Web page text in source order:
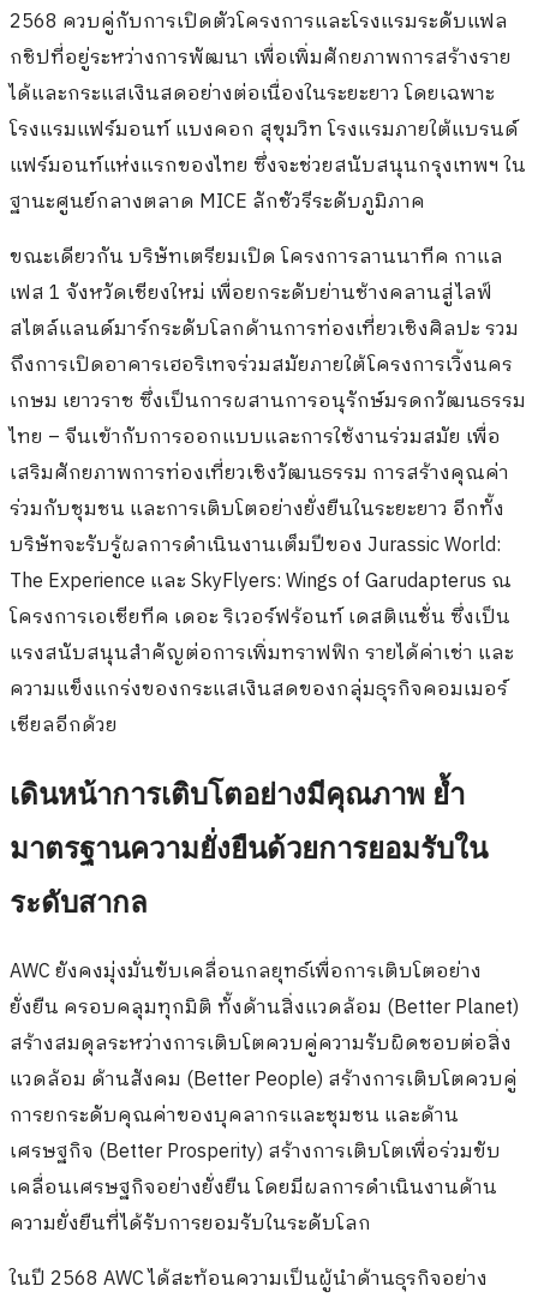
2568 ควบคู่กับการเปิดตัวโครงการและโรงแรมระดับแฟล
กชิปที่อยู่ระหว่างการพัฒนา เพื่อเพิ่มศักยภาพการสร้างราย
ได้และกระแสเงินสดอย่างต่อเนื่องในระยะยาว โดยเฉพาะ
โรงแรมแฟร์มอนท์ แบงคอก สุขุมวิท โรงแรมภายใต้แบรนด์
แฟร์มอนท์แห่งแรกของไทย ซึ่งจะช่วยสนับสนุนกรุงเทพฯ ใน
ฐานะศูนย์กลางตลาด MICE ลักชัวรีระดับภูมิภาค
ขณะเดียวกัน บริษัทเตรียมเปิด โครงการลานนาทีค กาแล
เฟส 1 จังหวัดเชียงใหม่ เพื่อยกระดับย่านช้างคลานสู่ไลฟ์
สไตล์แลนด์มาร์กระดับโลกด้านการท่องเที่ยวเชิงศิลปะ รวม
ถึงการเปิดอาคารเฮอริเทจร่วมสมัยภายใต้โครงการเวิ้งนคร
เกษม เยาวราช ซึ่งเป็นการผสานการอนุรักษ์มรดกวัฒนธรรม
ไทย – จีนเข้ากับการออกแบบและการใช้งานร่วมสมัย เพื่อ
เสริมศักยภาพการท่องเที่ยวเชิงวัฒนธรรม การสร้างคุณค่า
ร่วมกับชุมชน และการเติบโตอย่างยั่งยืนในระยะยาว อีกทั้ง
บริษัทจะรับรู้ผลการดำเนินงานเต็มปีของ Jurassic World:
The Experience และ SkyFlyers: Wings of Garudapterus ณ
โครงการเอเชียทีค เดอะ ริเวอร์ฟร้อนท์ เดสติเนชั่น ซึ่งเป็น
แรงสนับสนุนสำคัญต่อการเพิ่มทราฟฟิก รายได้ค่าเช่า และ
ความแข็งแกร่งของกระแสเงินสดของกลุ่มธุรกิจคอมเมอร์
เชียลอีกด้วย
เดินหน้าการเติบโตอย่างมีคุณภาพ ย้ำ
มาตรฐานความยั่งยืนด้วยการยอมรับใน
ระดับสากล
AWC ยังคงมุ่งมั่นขับเคลื่อนกลยุทธ์เพื่อการเติบโตอย่าง
ยั่งยืน ครอบคลุมทุกมิติ ทั้งด้านสิ่งแวดล้อม (Better Planet)
สร้างสมดุลระหว่างการเติบโตควบคู่ความรับผิดชอบต่อสิ่ง
แวดล้อม ด้านสังคม (Better People) สร้างการเติบโตควบคู่
การยกระดับคุณค่าของบุคลากรและชุมชน และด้าน
เศรษฐกิจ (Better Prosperity) สร้างการเติบโตเพื่อร่วมขับ
เคลื่อนเศรษฐกิจอย่างยั่งยืน โดยมีผลการดำเนินงานด้าน
ความยั่งยืนที่ได้รับการยอมรับในระดับโลก
ในปี 2568 AWC ได้สะท้อนความเป็นผู้นำด้านธุรกิจอย่าง